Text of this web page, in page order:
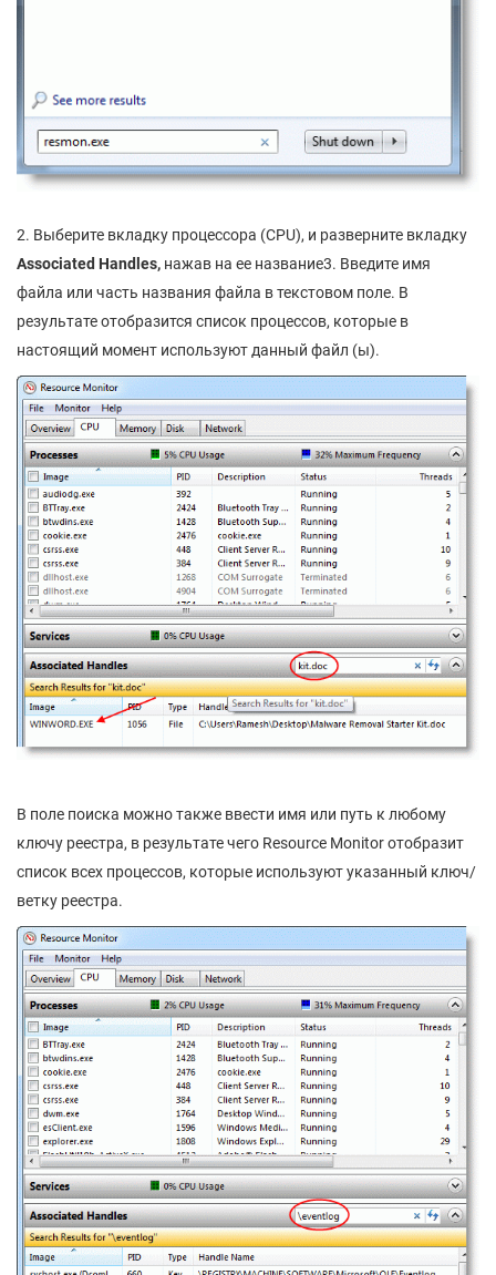
2. Выберите вкладку процессора (CPU), и разверните вкладку
Associated Handles, нажав на ее название3. Введите имя
файла или часть названия файла в текстовом поле. В
результате отобразится список процессов, которые в
настоящий момент используют данный файл (ы).
В поле поиска можно также ввести имя или путь к любому
ключу реестра, в результате чего Resource Monitor отобразит
список всех процессов, которые используют указанный ключ/
ветку реестра.